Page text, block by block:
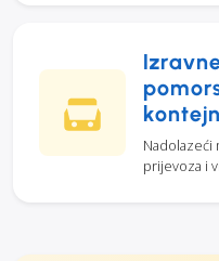
Nadolazeći
prijevoza i